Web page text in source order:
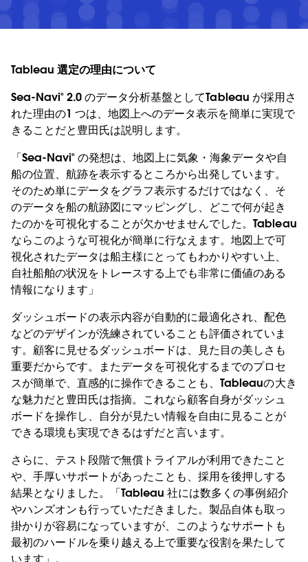
Tableau 選定の理由について
Sea-Navi® 2.0 のデータ分析基盤としてTableau が採用さ
れた理由の1 つは、地図上へのデータ表示を簡単に実現で
きることだと豊田氏は説明します。
「Sea-Navi® の発想は、地図上に気象・海象データや自
船の位置、航跡を表示するところから出発しています。
そのため単にデータをグラフ表示するだけではなく、そ
のデータを船の航跡図にマッピングし、どこで何が起き
たのかを可視化することが欠かせませんでした。Tableau
ならこのような可視化が簡単に行なえます。地図上で可
視化されたデータは船主様にとってもわかりやすい上、
自社船舶の状況をトレースする上でも非常に価値のある
情報になります」
ダッシュボードの表示内容が自動的に最適化され、配色
などのデザインが洗練されていることも評価されていま
す。顧客に見せるダッシュボードは、見た目の美しさも
重要だからです。またデータを可視化するまでのプロセ
スが簡単で、直感的に操作できることも、Tableauの大き
な魅力だと豊田氏は指摘。これなら顧客自身がダッシュ
ボードを操作し、自分が見たい情報を自由に見ることが
できる環境も実現できるはずだと言います。
さらに、テスト段階で無償トライアルが利用できたこと
や、手厚いサポートがあったことも、採用を後押しする
結果となりました。「Tableau 社には数多くの事例紹介
やハンズオンも行っていただきました。製品自体も取っ
掛かりが容易になっていますが、このようなサポートも
最初のハードルを乗り越える上で重要な役割を果たして
います」。